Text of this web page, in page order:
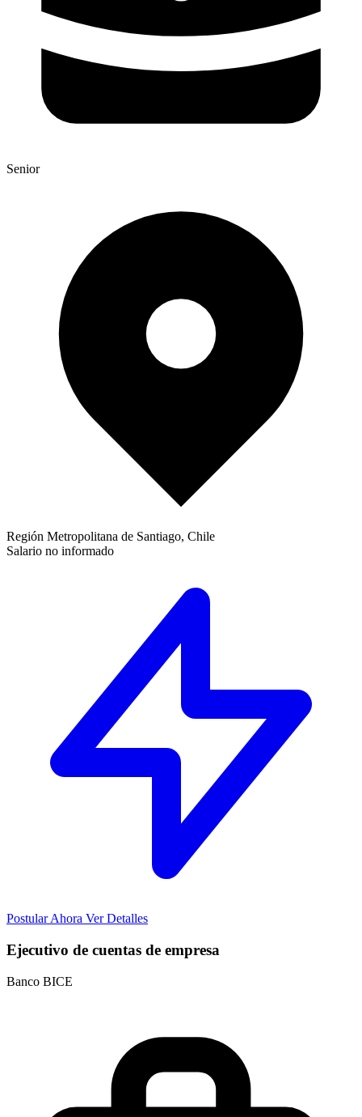
Senior
Región Metropolitana de Santiago, Chile
Salario no informado
Postular Ahora Ver Detalles
Ejecutivo de cuentas de empresa
Banco BICE